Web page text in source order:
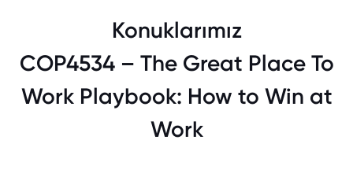
Konuklarımız
COP4534 – The Great Place To
Work Playbook: How to Win at
Work